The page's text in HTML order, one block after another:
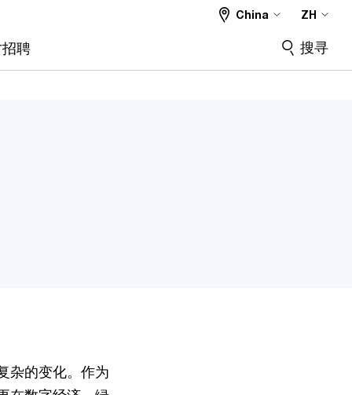
聘
China ZH
搜寻
杂的变化。作为